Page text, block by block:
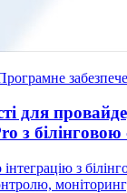
для
з
з